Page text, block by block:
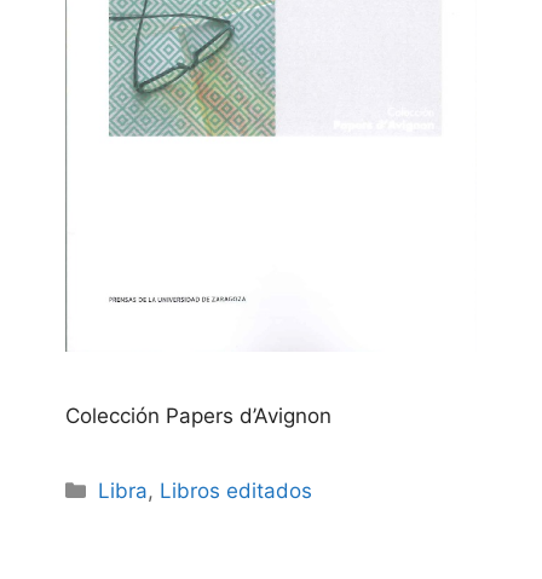
Colección Papers d’Avignon
Categories
Libra, Libros editados